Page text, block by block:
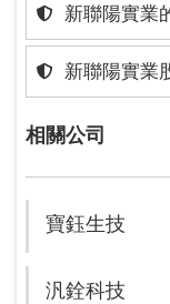
新聯陽實業
新聯陽實業
相關公司
寶鈺生技
汎銓科技